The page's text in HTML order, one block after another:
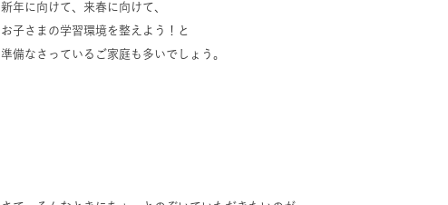
新年に向けて、来春に向けて、
お子さまの学習環境を整えよう！と
準備なさっているご家庭も多いでしょう。